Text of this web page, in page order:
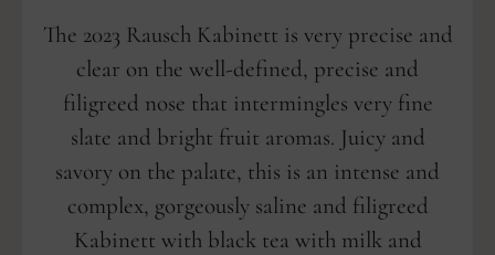
The 2023 Rausch Kabinett is very precise and
clear on the well-defined, precise and
filigreed nose that intermingles very fine
slate and bright fruit aromas. Juicy and
savory on the palate, this is an intense and
complex, gorgeously saline and filigreed
Kabinett with black tea with milk and